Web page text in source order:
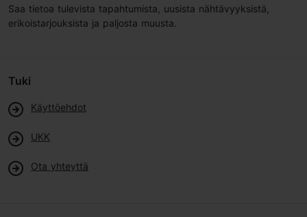
Saa tietoa tulevista tapahtumista, uusista nähtävyyksistä,
erikoistarjouksista ja paljosta muusta.
Tuki
Käyttöehdot
UKK
Ota yhteyttä